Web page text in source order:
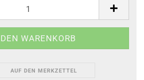
AUF DEN MERKZETTEL